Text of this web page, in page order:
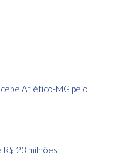
Atlético-MG pelo
23 milhões